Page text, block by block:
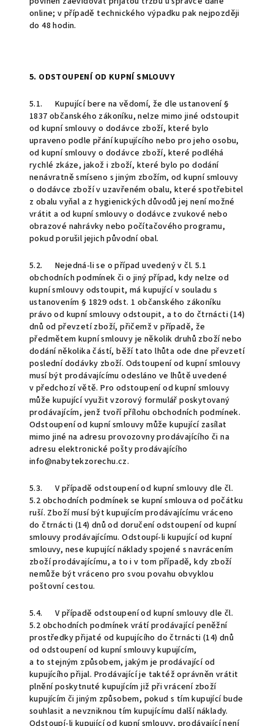
online; v případě technického výpadku pak nejpozději
do 48 hodin.
5. ODSTOUPENÍ OD KUPNÍ SMLOUVY
5.1. Kupující bere na vědomí, že dle ustanovení §
1837 občanského zákoníku, nelze mimo jiné odstoupit
od kupní smlouvy o dodávce zboží, které bylo
upraveno podle přání kupujícího nebo pro jeho osobu,
od kupní smlouvy o dodávce zboží, které podléhá
rychlé zkáze, jakož i zboží, které bylo po dodání
nenávratně smíseno s jiným zbožím, od kupní smlouvy
o dodávce zboží v uzavřeném obalu, které spotřebitel
z obalu vyňal a z hygienických důvodů jej není možné
vrátit a od kupní smlouvy o dodávce zvukové nebo
obrazové nahrávky nebo počítačového programu,
pokud porušil jejich původní obal.
5.2. Nejedná-li se o případ uvedený v čl. 5.1
obchodních podmínek či o jiný případ, kdy nelze od
kupní smlouvy odstoupit, má kupující v souladu s
ustanovením § 1829 odst. 1 občanského zákoníku
právo od kupní smlouvy odstoupit, a to do čtrnácti (14)
dnů od převzetí zboží, přičemž v případě, že
předmětem kupní smlouvy je několik druhů zboží nebo
dodání několika částí, běží tato lhůta ode dne převzetí
poslední dodávky zboží. Odstoupení od kupní smlouvy
musí být prodávajícímu odesláno ve lhůtě uvedené
v předchozí větě. Pro odstoupení od kupní smlouvy
může kupující využit vzorový formulář poskytovaný
prodávajícím, jenž tvoří přílohu obchodních podmínek.
Odstoupení od kupní smlouvy může kupující zasílat
mimo jiné na adresu provozovny prodávajícího či na
adresu elektronické pošty prodávajícího
info@nabytekzorechu.cz.
5.3. V případě odstoupení od kupní smlouvy dle čl.
5.2 obchodních podmínek se kupní smlouva od počátku
ruší. Zboží musí být kupujícím prodávajícímu vráceno
do čtrnácti (14) dnů od doručení odstoupení od kupní
smlouvy prodávajícímu. Odstoupí-li kupující od kupní
smlouvy, nese kupující náklady spojené s navrácením
zboží prodávajícímu, a to i v tom případě, kdy zboží
nemůže být vráceno pro svou povahu obvyklou
poštovní cestou.
5.4. V případě odstoupení od kupní smlouvy dle čl.
5.2 obchodních podmínek vrátí prodávající peněžní
prostředky přijaté od kupujícího do čtrnácti (14) dnů
od odstoupení od kupní smlouvy kupujícím,
a to stejným způsobem, jakým je prodávající od
kupujícího přijal. Prodávající je taktéž oprávněn vrátit
plnění poskytnuté kupujícím již při vrácení zboží
kupujícím či jiným způsobem, pokud s tím kupující bude
souhlasit a nevzniknou tím kupujícímu další náklady.
Odstoupí-li kupující od kupní smlouvy, prodávající není